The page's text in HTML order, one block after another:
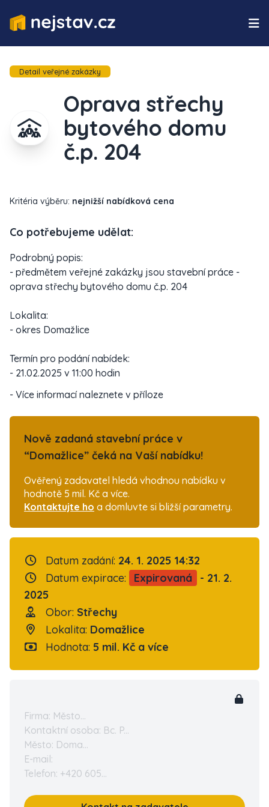
Detail veřejné zakázky
Oprava střechy
bytového domu
č.p. 204
Kritéria výběru: nejnižší nabídková cena
Co potřebujeme udělat:
Podrobný popis:
- předmětem veřejné zakázky jsou stavební práce -
oprava střechy bytového domu č.p. 204
Lokalita:
- okres Domažlice
Termín pro podání nabídek:
- 21.02.2025 v 11:00 hodin
- Více informací naleznete v příloze
Nově zadaná stavební práce v
“Domažlice” čeká na Vaší nabídku!
Ověřený zadavatel hledá vhodnou nabídku v
hodnotě 5 mil. Kč a více.
Kontaktujte ho a domluvte si bližší parametry.
Datum zadání: 24. 1. 2025 14:32
Datum expirace:
Expirovaná
- 21. 2.
2025
Obor: Střechy
Lokalita: Domažlice
Hodnota: 5 mil. Kč a více
Firma: Město...
Kontaktní osoba: Bc. P...
Město: Doma...
E-mail:
Telefon: +420 605...